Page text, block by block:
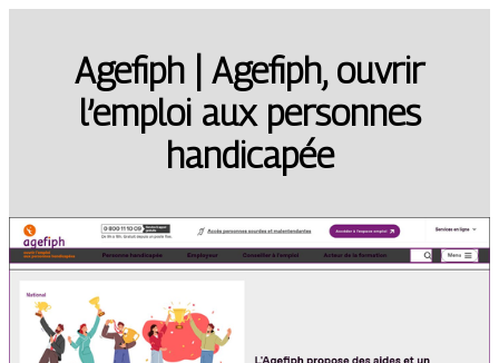
Agefiph | Agefiph, ouvrir
l’emploi aux personnes
handicapée